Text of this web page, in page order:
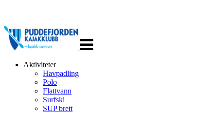
navigasjon
Aktiviteter
Havpadling
Polo
Flattvann
Surfski
SUP brett